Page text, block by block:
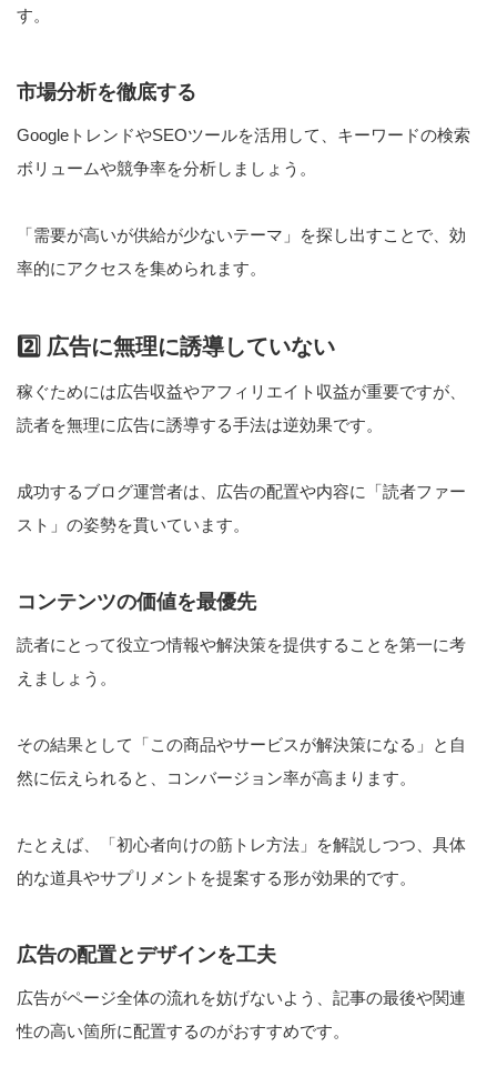
す。
市場分析を徹底する
GoogleトレンドやSEOツールを活用して、キーワードの検索
ボリュームや競争率を分析しましょう。
「需要が高いが供給が少ないテーマ」を探し出すことで、効
率的にアクセスを集められます。
2️⃣ 広告に無理に誘導していない
稼ぐためには広告収益やアフィリエイト収益が重要ですが、
読者を無理に広告に誘導する手法は逆効果です。
成功するブログ運営者は、広告の配置や内容に「読者ファー
スト」の姿勢を貫いています。
コンテンツの価値を最優先
読者にとって役立つ情報や解決策を提供することを第一に考
えましょう。
その結果として「この商品やサービスが解決策になる」と自
然に伝えられると、コンバージョン率が高まります。
たとえば、「初心者向けの筋トレ方法」を解説しつつ、具体
的な道具やサプリメントを提案する形が効果的です。
広告の配置とデザインを工夫
広告がページ全体の流れを妨げないよう、記事の最後や関連
性の高い箇所に配置するのがおすすめです。